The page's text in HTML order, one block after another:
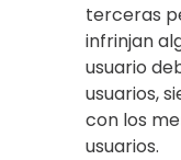
terceras
infrinjan
usuario
usuarios,
con los
usuarios.